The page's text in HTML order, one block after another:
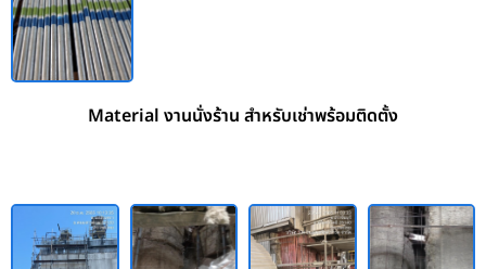
Material งานนั่งร้าน สำหรับเช่าพร้อมติดตั้ง